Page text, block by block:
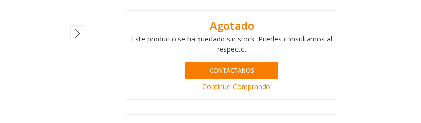
Agotado
Este producto se ha quedado sin stock. Puedes consultarnos al
respecto.
CONTÁCTANOS
← Continue Comprando